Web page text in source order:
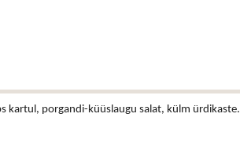
kartul, porgandi-küüslaugu salat, külm ürdikaste.